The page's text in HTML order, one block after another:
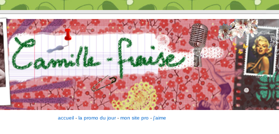
accueil- la promo du jour- mon site pro- j'aime